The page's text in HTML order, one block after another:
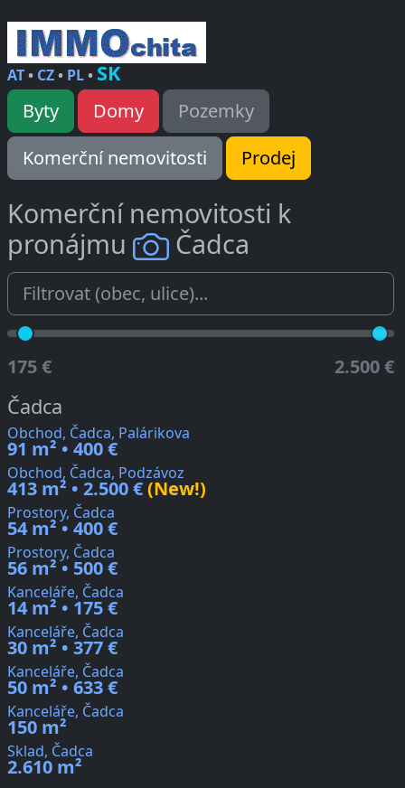
AT• CZ• PL• SK
Byty Domy
Pozemky
Komerční nemovitosti
Prodej
Komerční nemovitosti k
pronájmu
Čadca
175 € 2.500 €
Čadca
Obchod, Čadca, Palárikova
91 m² • 400 €
Obchod, Čadca, Podzávoz
413 m² • 2.500 €(New!)
Prostory, Čadca
54 m² • 400 €
Prostory, Čadca
56 m² • 500 €
Kanceláře, Čadca
14 m² • 175 €
Kanceláře, Čadca
30 m² • 377 €
Kanceláře, Čadca
50 m² • 633 €
Kanceláře, Čadca
150 m²
Sklad, Čadca
2.610 m²